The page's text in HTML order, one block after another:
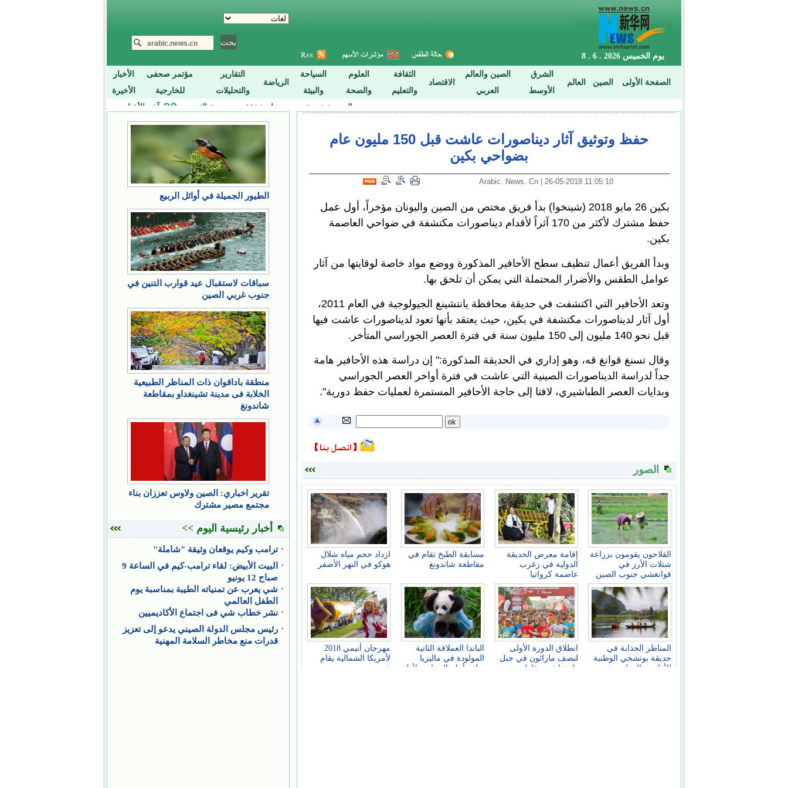
حفظ وتوثيق آثار ديناصورات عاشت قبل 150 مليون عام
بضواحي بكين
11:05:10 26-05-2018 | Arabic. News. Cn
بكين 26 مايو 2018 (شينخوا) بدأ فريق مختص من الصين واليونان مؤخراً، أول عمل
حفظ مشترك لأكثر من 170 آثراً لأقدام ديناصورات مكتشفة في ضواحي العاصمة
بكين.
وبدأ الفريق أعمال تنظيف سطح الأحافير المذكورة ووضع مواد خاصة لوقايتها من آثار
عوامل الطقس والأضرار المحتملة التي يمكن أن تلحق بها.
وتعد الأحافير التي اكتشفت في حديقة محافظة يانتشينغ الجيولوجية في العام 2011،
أول آثار لديناصورات مكتشفة في بكين، حيث يعتقد بأنها تعود لديناصورات عاشت فيها
قبل نحو 140 مليون إلى 150 مليون سنة في فترة العصر الجوراسي المتأخر.
وقال تسنغ قوانغ قه، وهو إداري في الحديقة المذكورة:" إن دراسة هذه الأحافير هامة
جداً لدراسة الديناصورات الصينية التي عاشت في فترة أواخر العصر الجوراسي
وبدايات العصر الطباشيري، لافتا إلى حاجة الأحافير المستمرة لعمليات حفظ دورية".